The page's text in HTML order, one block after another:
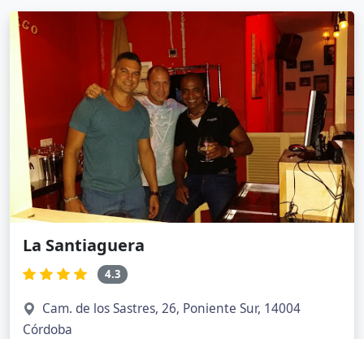
La Santiaguera
4.3
Cam. de los Sastres, 26, Poniente Sur, 14004
Córdoba